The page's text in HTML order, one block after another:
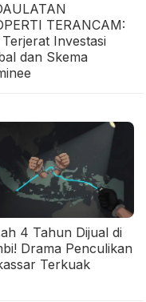
TERANCAM:
Terjerat Investasi
dan Skema
4 Tahun Dijual di
Drama Penculikan
Terkuak